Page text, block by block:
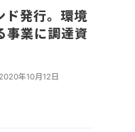
ド発行。環境
事業に調達資
2020年10月12日